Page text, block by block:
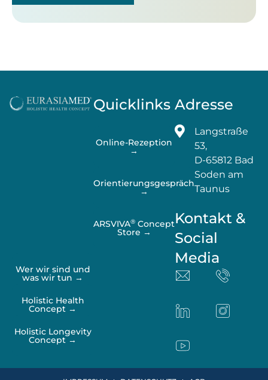
Wer wir sind und
was wir tun →
Holistic Health
Concept →
Holistic Longevity
Concept →
Quicklinks
Online-Rezeption
→
Orientierungsgespräch
→
ARSVIVA® Concept
Store →
Adresse
Langstraße
53,
D-65812 Bad
Soden am
Taunus
Kontakt &
Social
Media